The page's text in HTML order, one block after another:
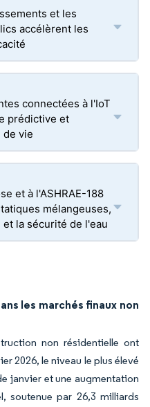
et les
accélèrent les
connectées à l'IoT
prédictive et
de vie
et à l'ASHRAE-188
mélangeuses,
et la sécurité de l'eau
les marchés finaux non
non résidentielle ont
2026, le niveau le plus élevé
janvier et une augmentation
soutenue par 26,3 milliards